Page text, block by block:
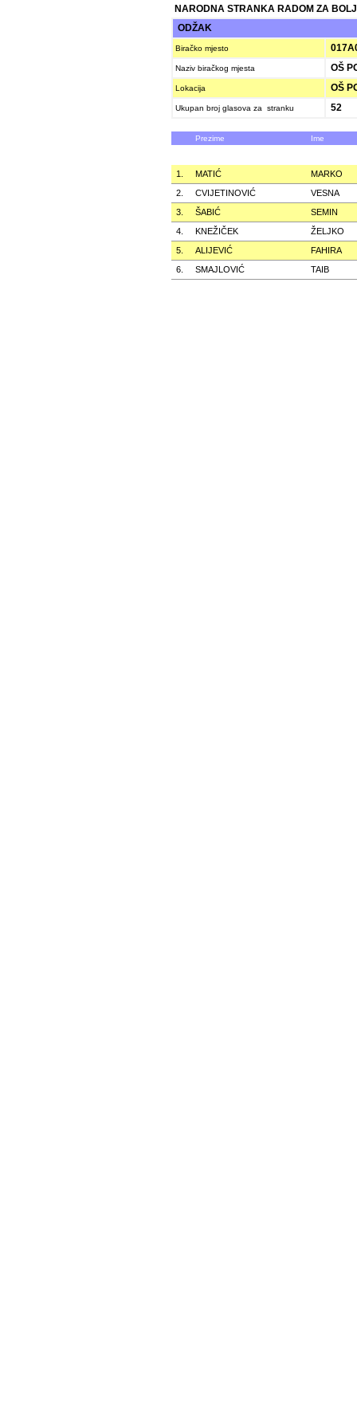
NARODNA STRANKA RADOM ZA
ODŽAK
Biračko mjesto
Naziv biračkog mjesta OŠ
Lokacija OŠ
Ukupan broj glasova za stranku 52
Prezime Ime
1. MATIĆ
MARKO
2.
CVIJETINOVIĆ
VESNA
3.
ŠABIĆ
SEMIN
4.
KNEŽIČEK
ŽELJKO
5.
ALIJEVIĆ
FAHIRA
6.
SMAJLOVIĆ TAIB